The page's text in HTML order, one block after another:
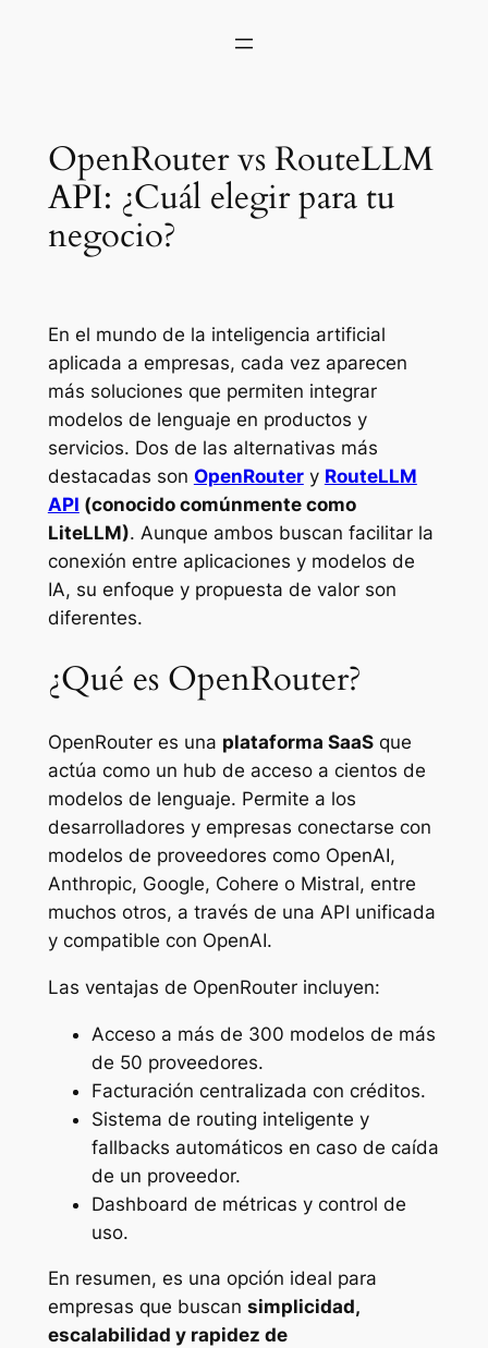
OpenRouter vs RouteLLM
API: ¿Cuál elegir para tu
negocio?
En el mundo de la inteligencia artificial
aplicada a empresas, cada vez aparecen
más soluciones que permiten integrar
modelos de lenguaje en productos y
servicios. Dos de las alternativas más
destacadas son OpenRoutery RouteLLM
API (conocido comúnmente como
LiteLLM). Aunque ambos buscan facilitar la
conexión entre aplicaciones y modelos de
IA, su enfoque y propuesta de valor son
diferentes.
¿Qué es OpenRouter?
OpenRouter es una plataforma SaaSque
actúa como un hub de acceso a cientos de
modelos de lenguaje. Permite a los
desarrolladores y empresas conectarse con
modelos de proveedores como OpenAI,
Anthropic, Google, Cohere o Mistral, entre
muchos otros, a través de una API unificada
y compatible con OpenAI.
Las ventajas de OpenRouter incluyen:
Acceso a más de 300 modelos de más
de 50 proveedores.
Facturación centralizada con créditos.
Sistema de routing inteligente y
fallbacks automáticos en caso de caída
de un proveedor.
Dashboard de métricas y control de
uso.
En resumen, es una opción ideal para
empresas que buscan simplicidad,
escalabilidad y rapidez de